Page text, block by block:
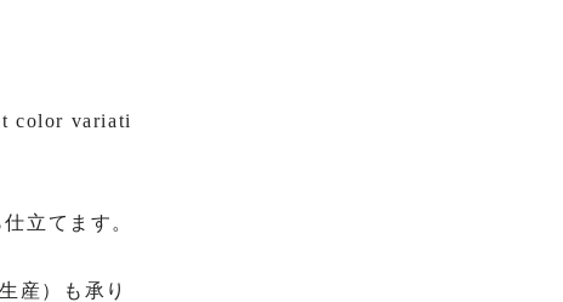
color variati
立てます。
産）も承り